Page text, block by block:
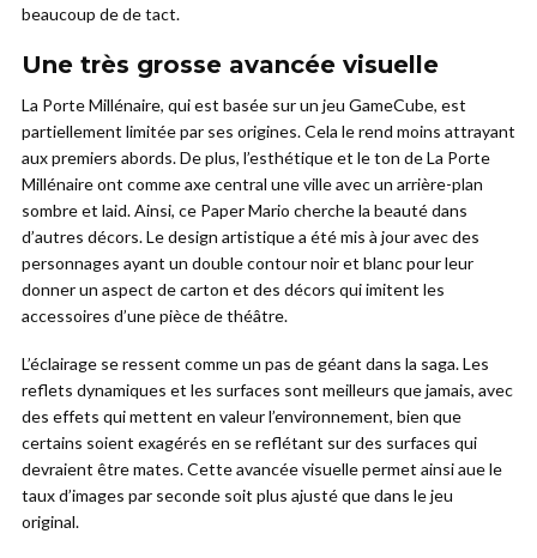
beaucoup de de tact.
Une très grosse avancée visuelle
La Porte Millénaire, qui est basée sur un jeu GameCube, est
partiellement limitée par ses origines. Cela le rend moins attrayant
aux premiers abords. De plus, l’esthétique et le ton de La Porte
Millénaire ont comme axe central une ville avec un arrière-plan
sombre et laid. Ainsi, ce Paper Mario cherche la beauté dans
d’autres décors. Le design artistique a été mis à jour avec des
personnages ayant un double contour noir et blanc pour leur
donner un aspect de carton et des décors qui imitent les
accessoires d’une pièce de théâtre.
L’éclairage se ressent comme un pas de géant dans la saga. Les
reflets dynamiques et les surfaces sont meilleurs que jamais, avec
des effets qui mettent en valeur l’environnement, bien que
certains soient exagérés en se reflétant sur des surfaces qui
devraient être mates. Cette avancée visuelle permet ainsi aue le
taux d’images par seconde soit plus ajusté que dans le jeu
original.